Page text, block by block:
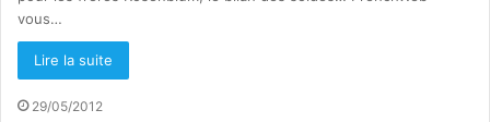
vous…
Lire la suite
29/05/2012